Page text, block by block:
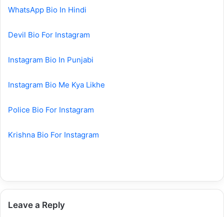
WhatsApp Bio In Hindi
Devil Bio For Instagram
Instagram Bio In Punjabi
Instagram Bio Me Kya Likhe
Police Bio For Instagram
Krishna Bio For Instagram
Leave a Reply